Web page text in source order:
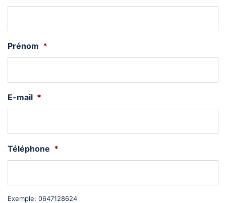
Prénom *
E-mail *
Téléphone *
Exemple: 0647128624